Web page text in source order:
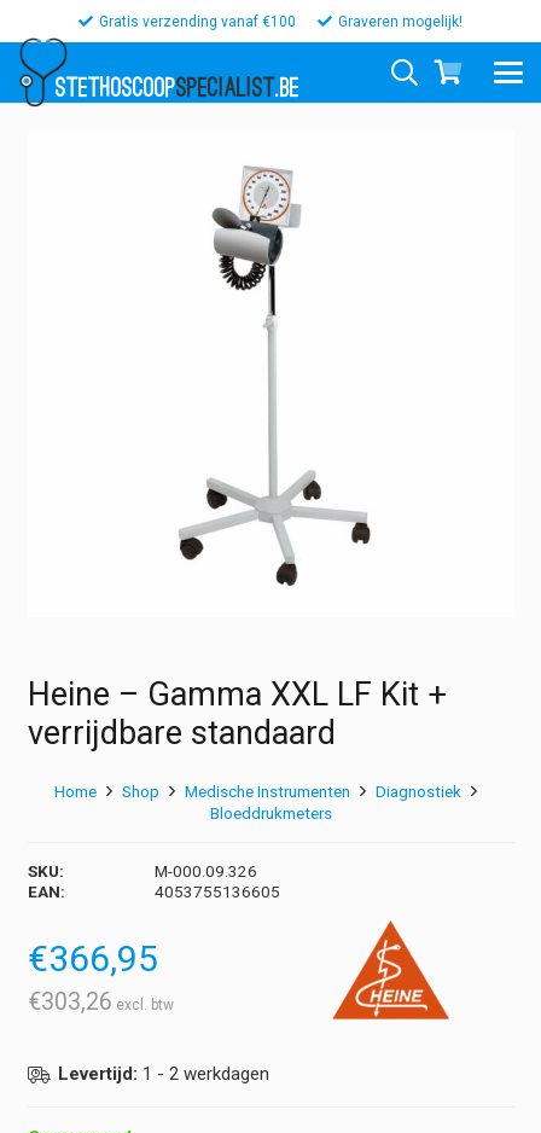
Gratis verzending vanaf €100 Graveren mogelijk!
STETHOSCOOPSPECIALIST.BE
Heine – Gamma XXL LF Kit +
verrijdbare standaard
Home Shop Medische Instrumenten
Diagnostiek
Bloeddrukmeters
SKU:
M-000.09.326
EAN:
4053755136605
€366,95
€303,26
Levertijd: 1 - 2 werkdagen